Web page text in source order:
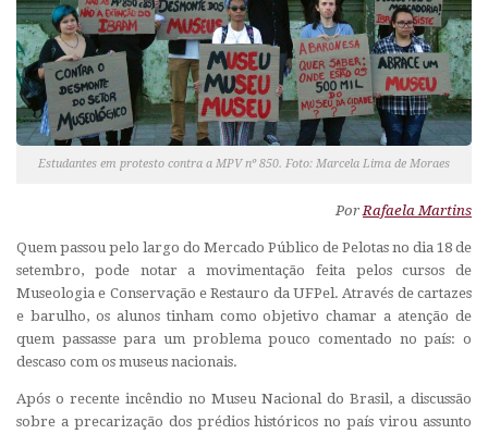
Estudantes em protesto contra a MPV nº 850. Foto: Marcela Lima de Moraes
PorRafaela Martins
Quem passou pelo largo do Mercado Público de Pelotas no dia 18 de
setembro, pode notar a movimentação feita pelos cursos de
Museologia e Conservação e Restauro da UFPel. Através de cartazes
e barulho, os alunos tinham como objetivo chamar a atenção de
quem passasse para um problema pouco comentado no país: o
descaso com os museus nacionais.
Após o recente incêndio no Museu Nacional do Brasil, a discussão
sobre a precarização dos prédios históricos no país virou assunto